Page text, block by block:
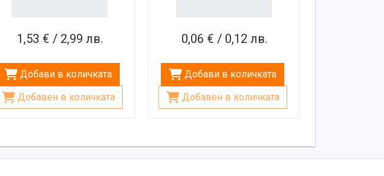
1,53 € / 2,99 лв.
Добави в количката
Добавен в количката
0,06 € / 0,12 лв.
Добави в количката
Добавен в количката